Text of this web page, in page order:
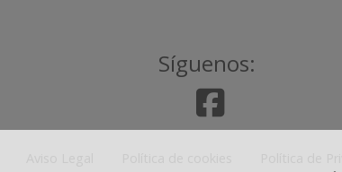
Síguenos: